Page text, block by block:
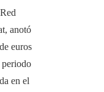
anotó
euros
periodo
en el